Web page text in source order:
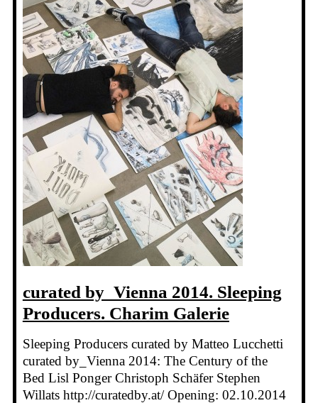
curated by_Vienna 2014. Sleeping
Producers. Charim Galerie
Sleeping Producers curated by Matteo Lucchetti
curated by_Vienna 2014: The Century of the
Bed Lisl Ponger Christoph Schäfer Stephen
Willats http://curatedby.at/ Opening: 02.10.2014